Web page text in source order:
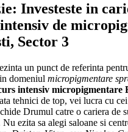
Investeste in
de
Sector 3
un punct de referinta
domeniul micropigmentare
intensiv micropigmentare
tehnici de top, vei lucra cu
Drumul catre o cariera de
Nu ezita sa alegi saloane si